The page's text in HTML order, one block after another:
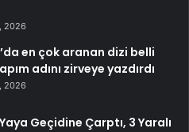
2026
en çok aranan dizi belli
adını zirveye yazdırdı
2026
Geçidine Çarptı, 3 Yaralı